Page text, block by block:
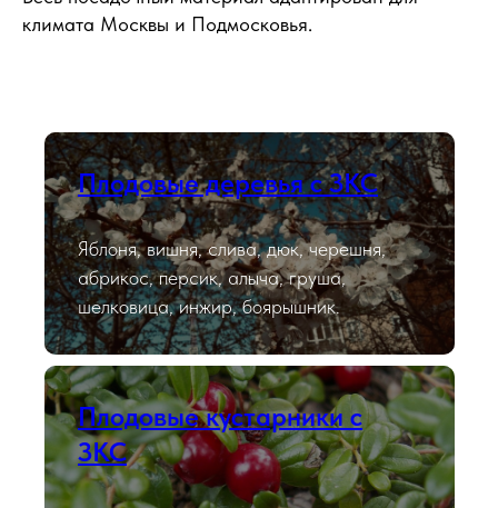
климата Москвы и Подмосковья.
Плодовые деревья с ЗКС
Яблоня, вишня, слива, дюк, черешня,
абрикос, персик, алыча, груша,
шелковица, инжир, боярышник.
Плодовые кустарники с
ЗКС